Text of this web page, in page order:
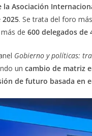
Asociación
2025. Se trata del foro
de 600 delegados de
Gobierno y políticas:
un cambio de matriz
de futuro basada en